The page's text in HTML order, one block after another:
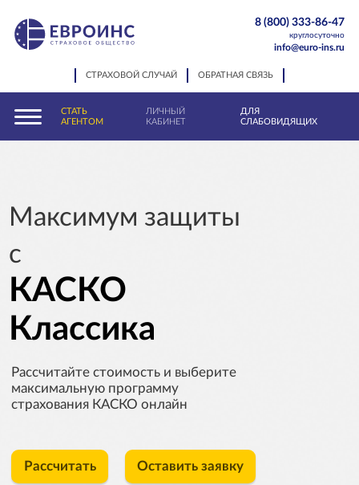
СТРАХОВОЙ СЛУЧАЙ ОБРАТНАЯ СВЯЗЬ
8 (800) 333-86-47
круглосуточно
info@euro-ins.ru
СТАТЬ
АГЕНТОМ
ЛИЧНЫЙ
КАБИНЕТ
ДЛЯ
СЛАБОВИДЯЩИХ
Максимум защиты
с
КАСКО
Классика
Рассчитайте стоимость и выберите
максимальную программу
страхования КАСКО онлайн
Рассчитать Оставить заявку